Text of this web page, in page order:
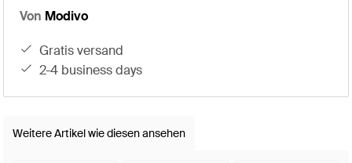
Von Modivo
gratis versand
2-4 business days
Weitere Artikel wie diesen ansehen